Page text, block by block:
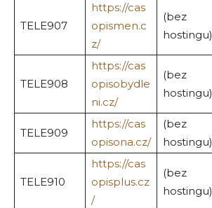
TELE907
https://cas
opismen.c
z/
(bez
hostingu)
TELE908
https://cas
opisobydle
ni.cz/
(bez
hostingu)
TELE909
https://cas
opisona.cz/
(bez
hostingu)
TELE910
https://cas
opisplus.cz
/
(bez
hostingu)